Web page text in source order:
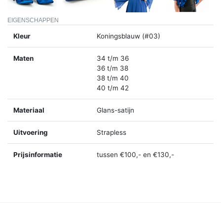
EIGENSCHAPPEN
Kleur Koningsblauw (#03)
Maten
34 t/m 36
36 t/m 38
38 t/m 40
40 t/m 42
Materiaal Glans-satijn
Uitvoering Strapless
Prijsinformatie tussen €100,- en €130,-